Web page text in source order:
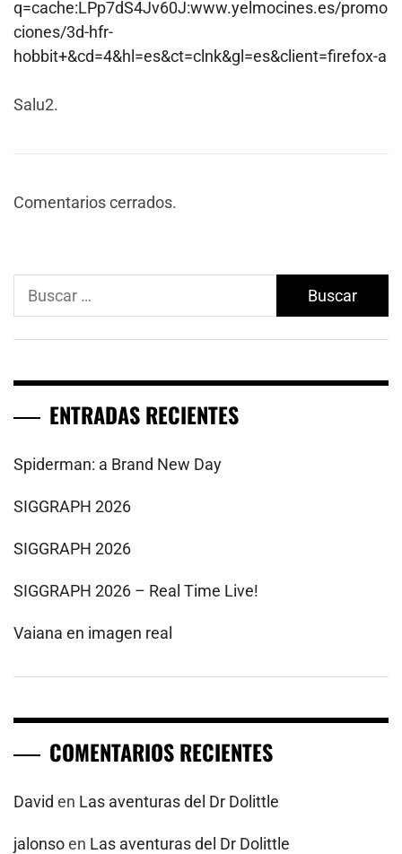
q=cache:LPp7dS4Jv60J:www.yelmocines.es/promo
ciones/3d-hfr-
hobbit+&cd=4&hl=es&ct=clnk&gl=es&client=firefox-a
Salu2.
Comentarios cerrados.
Buscar:
ENTRADAS RECIENTES
Spiderman: a Brand New Day
SIGGRAPH 2026
SIGGRAPH 2026
SIGGRAPH 2026 – Real Time Live!
Vaiana en imagen real
COMENTARIOS RECIENTES
David en Las aventuras del Dr Dolittle
jalonsoen Las aventuras del Dr Dolittle